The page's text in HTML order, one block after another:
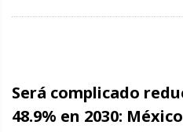
Será complicado
48.9% en 2030: